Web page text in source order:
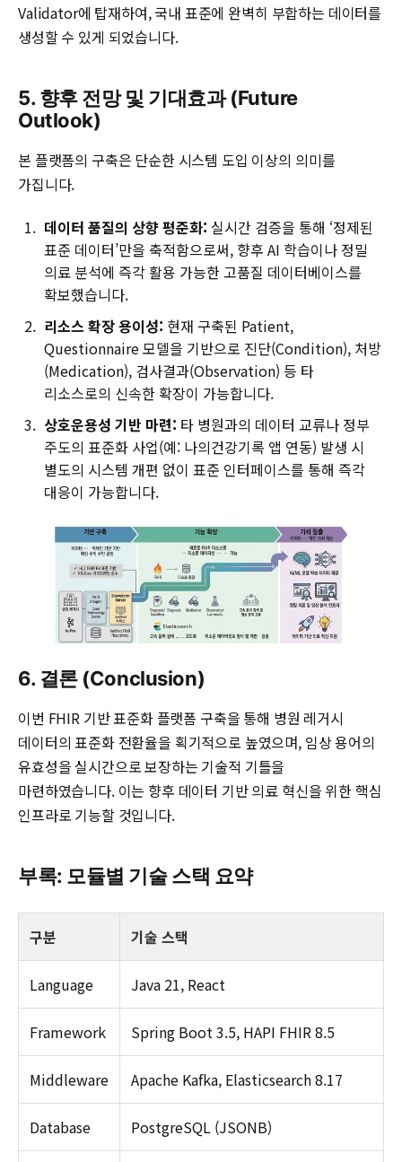
Validator에 탑재하여, 국내 표준에 완벽히 부합하는 데이터를
생성할 수 있게 되었습니다.
5. 향후 전망 및 기대효과 (Future
Outlook)
본 플랫폼의 구축은 단순한 시스템 도입 이상의 의미를
가집니다.
데이터 품질의 상향 평준화: 실시간 검증을 통해 ‘정제된
표준 데이터’만을 축적함으로써, 향후 AI 학습이나 정밀
의료 분석에 즉각 활용 가능한 고품질 데이터베이스를
확보했습니다.
리소스 확장 용이성: 현재 구축된 Patient,
Questionnaire 모델을 기반으로 진단(Condition), 처방
(Medication), 검사결과(Observation) 등 타
리소스로의 신속한 확장이 가능합니다.
상호운용성 기반 마련: 타 병원과의 데이터 교류나 정부
주도의 표준화 사업(예: 나의건강기록 앱 연동) 발생 시
별도의 시스템 개편 없이 표준 인터페이스를 통해 즉각
대응이 가능합니다.
6. 결론 (Conclusion)
이번 FHIR 기반 표준화 플랫폼 구축을 통해 병원 레거시
데이터의 표준화 전환율을 획기적으로 높였으며, 임상 용어의
유효성을 실시간으로 보장하는 기술적 기틀을
마련하였습니다. 이는 향후 데이터 기반 의료 혁신을 위한 핵심
인프라로 기능할 것입니다.
부록: 모듈별 기술 스택 요약
구분 기술 스택
Language Java 21, React
Framework Spring Boot 3.5, HAPI FHIR 8.5
Middleware Apache Kafka, Elasticsearch 8.17
Database PostgreSQL (JSONB)